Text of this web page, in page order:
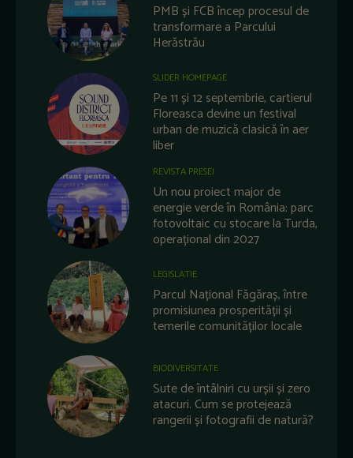
PMB și FCB încep procesul de
transformare a Parcului
Herăstrău
SLIDER HOMEPAGE
Pe 11 și 12 septembrie, cartierul
Floreasca devine un festival
urban de muzică clasică în aer
liber
REVISTA PRESEI
Un nou proiect major de
energie verde în România: parc
fotovoltaic cu stocare la Turda,
operațional din 2027
LEGISLATIE
Parcul Național Făgăraș, între
promisiunea prosperității și
temerile comunităților locale
BIODIVERSITATE
Sute de întâlniri cu urșii și zero
atacuri. Cum se protejează
rangerii și fotografii de natură?